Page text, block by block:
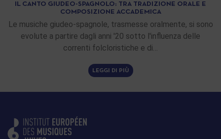
IL CANTO GIUDEO-SPAGNOLO: TRA TRADIZIONE ORALE E
COMPOSIZIONE ACCADEMICA
Le musiche giudeo-spagnole, trasmesse oralmente, si sono
evolute a partire dagli anni '20 sotto l'influenza delle
correnti folcloristiche e di…
LEGGI DI PIÙ